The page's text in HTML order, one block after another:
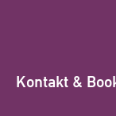
Kontakt &